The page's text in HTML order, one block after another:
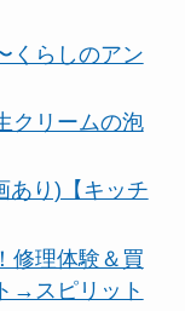
くらしのアン
クリームの泡
あり)【キッチ
修理体験＆買
→スピリット